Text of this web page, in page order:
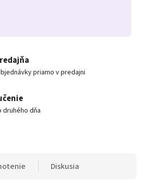
priamo v predajni
druhého dňa
Diskusia